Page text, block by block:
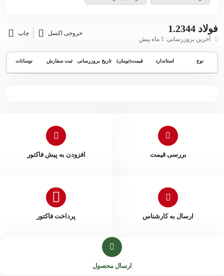
فولاد 1.2344
آخرین بروزرسانی: 1 ماه پیش
خروجی اکسل چاپ
نوع استاندارد قیمت(تومان) تاریخ بروزرسانی ثبت سفارش نوسانات
بررسی قیمت افزودن به پیش فاکتور
ارسال به کارشناس پرداخت فاکتور
ارسال محصول